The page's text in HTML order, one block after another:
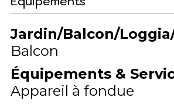
Jardin/Balcon/
Balcon
Équipements &
Appareil à fondue